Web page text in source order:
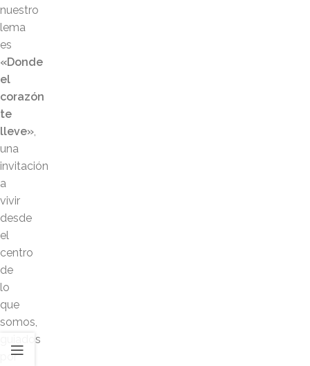
nuestro
lema
es
«Donde
el
corazón
te
lleve»
una
invitación
a
vivir
desde
el
centro
de
lo
que
somos,
guiados
por